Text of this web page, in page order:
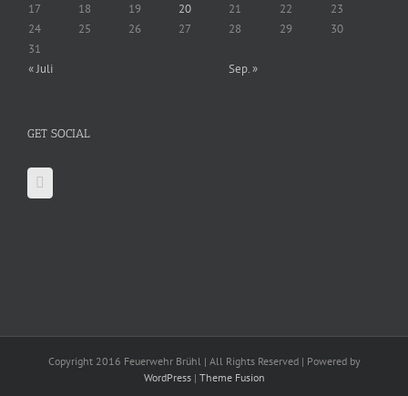
17
18 19 20 21 22
23
24
25 26 27 28 29
30
31
« Juli
Sep. »
GET SOCIAL
Copyright 2016 Feuerwehr Brühl | All Rights Reserved | Powered by
WordPress| Theme Fusion